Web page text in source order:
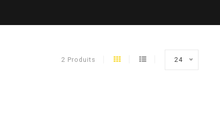
2 Produits 24